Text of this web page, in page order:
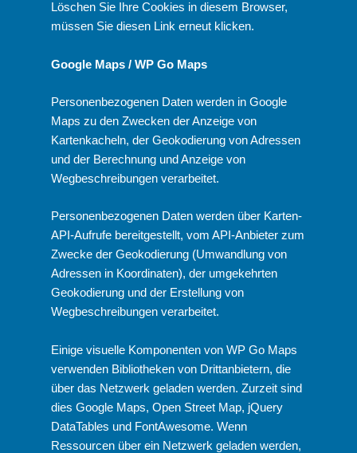
Löschen Sie Ihre Cookies in diesem Browser,
müssen Sie diesen Link erneut klicken.
Google Maps / WP Go Maps
Personenbezogenen Daten werden in Google
Maps zu den Zwecken der Anzeige von
Kartenkacheln, der Geokodierung von Adressen
und der Berechnung und Anzeige von
Wegbeschreibungen verarbeitet.
Personenbezogenen Daten werden über Karten-
API-Aufrufe bereitgestellt, vom API-Anbieter zum
Zwecke der Geokodierung (Umwandlung von
Adressen in Koordinaten), der umgekehrten
Geokodierung und der Erstellung von
Wegbeschreibungen verarbeitet.
Einige visuelle Komponenten von WP Go Maps
verwenden Bibliotheken von Drittanbietern, die
über das Netzwerk geladen werden. Zurzeit sind
dies Google Maps, Open Street Map, jQuery
DataTables und FontAwesome. Wenn
Ressourcen über ein Netzwerk geladen werden,